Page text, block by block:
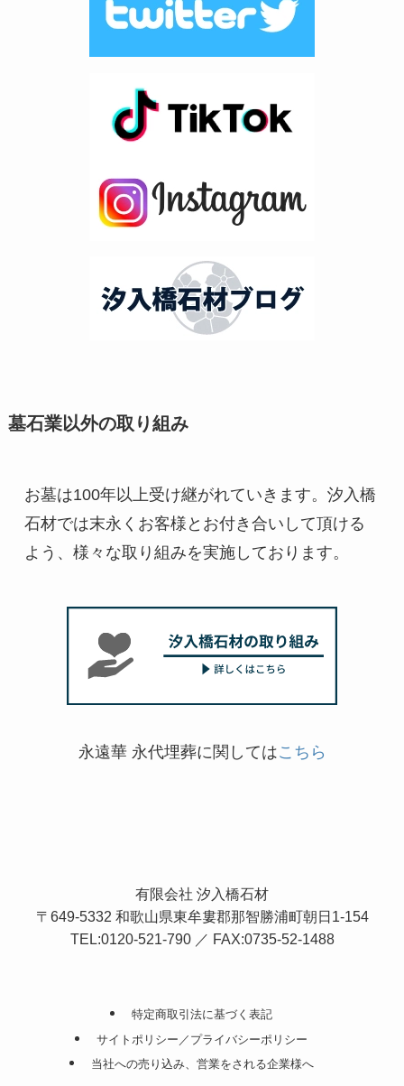
墓石業以外の取り組み
お墓は100年以上受け継がれていきます。汐入橋
石材では末永くお客様とお付き合いして頂ける
よう、様々な取り組みを実施しております。
永遠華 永代埋葬に関してはこちら
有限会社 汐入橋石材
〒649-5332 和歌山県東牟婁郡那智勝浦町朝日1-154
TEL:0120-521-790 ／ FAX:0735-52-1488
特定商取引法に基づく表記
サイトポリシー／プライバシーポリシー
当社への売り込み、営業をされる企業様へ